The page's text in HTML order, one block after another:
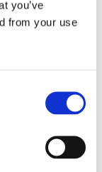
you’ve
from your use